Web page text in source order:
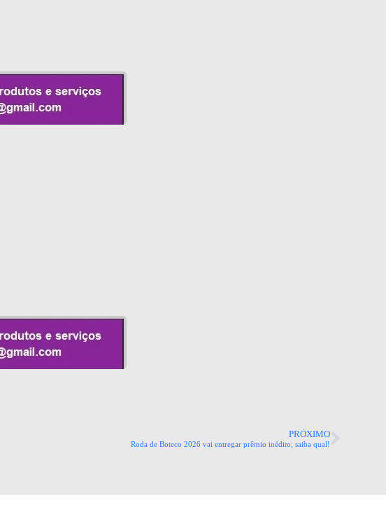
PRÓXIMO
Roda de Boteco 2026 vai entregar prêmio inédito; saiba qual!